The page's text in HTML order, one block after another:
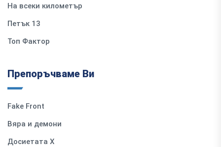
На всеки километър
Петък 13
Топ Фактор
Препоръчваме Ви
Fake Front
Вяра и демони
Досиетата Х